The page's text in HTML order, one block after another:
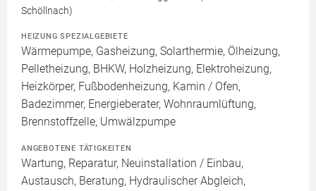
Schöllnach)
HEIZUNG SPEZIALGEBIETE
Wärmepumpe, Gasheizung, Solarthermie, Ölheizung,
Pelletheizung, BHKW, Holzheizung, Elektroheizung,
Heizkörper, Fußbodenheizung, Kamin / Ofen,
Badezimmer, Energieberater, Wohnraumlüftung,
Brennstoffzelle, Umwälzpumpe
ANGEBOTENE TÄTIGKEITEN
Wartung, Reparatur, Neuinstallation / Einbau,
Austausch, Beratung, Hydraulischer Abgleich,